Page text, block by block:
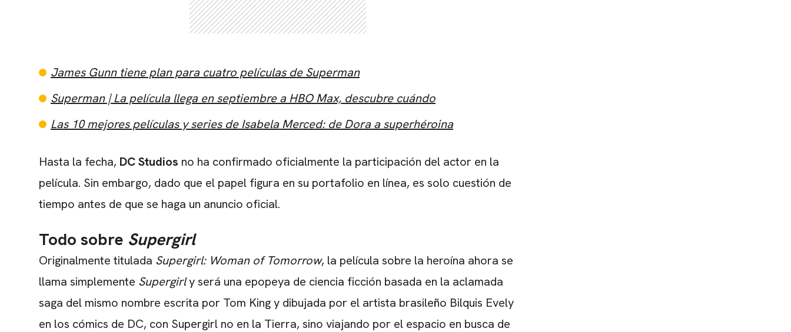
James Gunn tiene plan para cuatro películas de Superman
Superman | La película llega en septiembre a HBO Max, descubre cuándo
Las 10 mejores películas y series de Isabela Merced: de Dora a superhéroina
Hasta la fecha, DC Studios no ha confirmado oficialmente la participación del actor en la
película. Sin embargo, dado que el papel figura en su portafolio en línea, es solo cuestión de
tiempo antes de que se haga un anuncio oficial.
Todo sobre Supergirl
Originalmente titulada Supergirl: Woman of Tomorrow, la película sobre la heroína ahora se
llama simplemente Supergirly será una epopeya de ciencia ficción basada en la aclamada
saga del mismo nombre escrita por Tom King y dibujada por el artista brasileño Bilquis Evely
en los cómics de DC, con Supergirl no en la Tierra, sino viajando por el espacio en busca de